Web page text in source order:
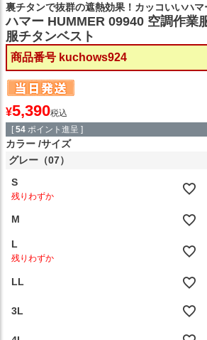
裏チタンで抜群の遮熱効果！カッコいいハ
ハマー HUMMER 09940 空調作業
服チタンベスト
商品番号 kuchows924
¥5,390税込
[ 54 ポイント進呈 ]
カラー サイズ
グレー（07）
S
残りわずか
M
L
残りわずか
LL
3L